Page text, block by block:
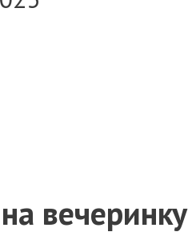
вечеринку